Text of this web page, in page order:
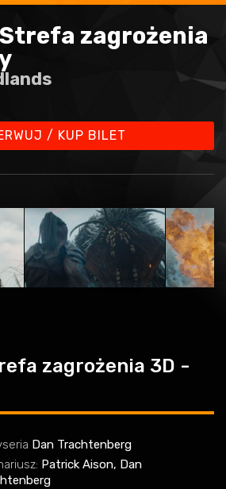
zagrożenia
/ KUP BILET
zagrożenia 3D -
Dan Trachtenberg
Patrick Aison, Dan